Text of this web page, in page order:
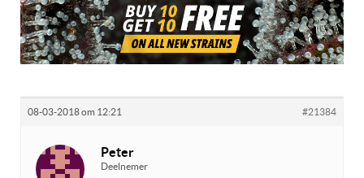
08-03-2018 om 12:21 #21384
Peter
Deelnemer